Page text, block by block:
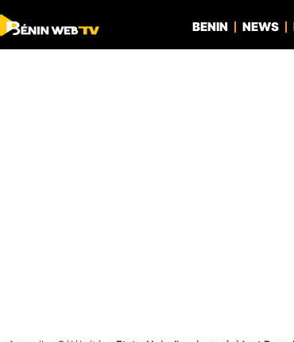
BENIN NEWS